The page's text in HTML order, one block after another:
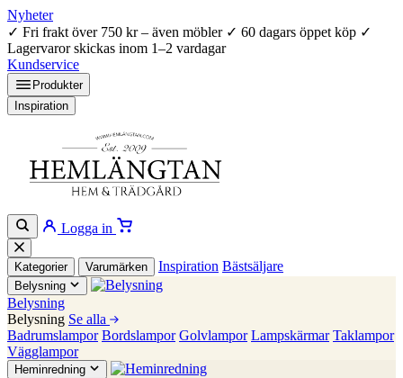
Nyheter
✓ Fri frakt över 750 kr – även möbler ✓ 60 dagars öppet köp ✓
Lagervaror skickas inom 1–2 vardagar
Kundservice
Produkter
Inspiration
Logga in
Kategorier Varumärken Inspiration Bästsäljare
Belysning
Belysning
Belysning Se alla
Badrumslampor Bordslampor Golvlampor Lampskärmar Taklampor
Vägglampor
Heminredning